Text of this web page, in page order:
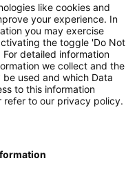
geralmente à
mais restritiva.
parabagagem
Aplicam-se
de Transporte